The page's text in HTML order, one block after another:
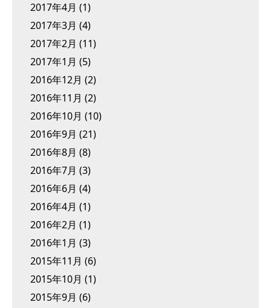
2017年4月 (1)
2017年3月 (4)
2017年2月 (11)
2017年1月 (5)
2016年12月 (2)
2016年11月 (2)
2016年10月 (10)
2016年9月 (21)
2016年8月 (8)
2016年7月 (3)
2016年6月 (4)
2016年4月 (1)
2016年2月 (1)
2016年1月 (3)
2015年11月 (6)
2015年10月 (1)
2015年9月 (6)